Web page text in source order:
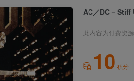
AC／DC – Stiff
此内容为付费资
10 积分